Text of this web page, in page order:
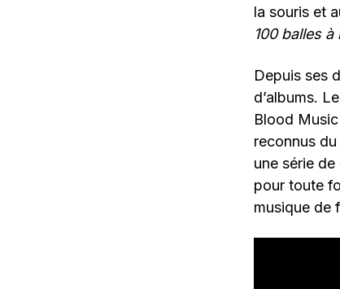
la souris et
100 balles
Depuis ses
d’albums.
Blood
reconnus
une série
pour toute
musique de